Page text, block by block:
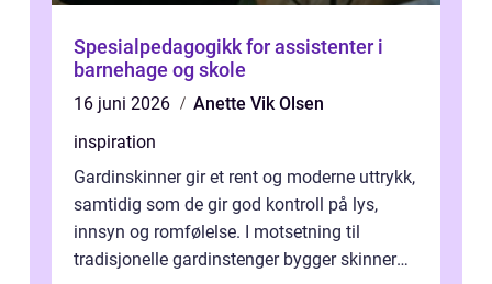
Spesialpedagogikk for assistenter i
barnehage og skole
16 juni 2026
Anette Vik Olsen
inspiration
Gardinskinner gir et rent og moderne uttrykk,
samtidig som de gir god kontroll på lys,
innsyn og romfølelse. I motsetning til
tradisjonelle gardinstenger bygger skinner